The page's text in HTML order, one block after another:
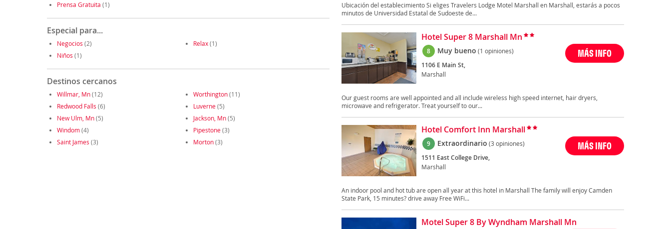
Prensa Gratuita (1)
Especial para...
Negocios (2) Relax(1)
Niños (1)
Destinos cercanos
Willmar, Mn(12) Worthington(11)
Redwood Falls (6) Luverne(5)
New Ulm, Mn(5) Jackson, Mn(5)
Windom(4) Pipestone(3)
Saint James (3) Morton(3)
Ubicación del establecimiento Si eliges Travelers Lodge Motel Marshall en Marshall, estarás a pocos
minutos de Universidad Estatal de Sudoeste de...
Hotel Super 8 Marshall Mn
8 Muy bueno (1 opiniones)
1106 E Main St,
Marshall
MÁS INFO
Our guest rooms are well appointed and all include wireless high speed internet, hair dryers,
microwave and refrigerator. Treat yourself to our...
Hotel Comfort Inn Marshall
9 Extraordinario (3 opiniones)
1511 East College Drive,
Marshall
MÁS INFO
An indoor pool and hot tub are open all year at this hotel in Marshall The family will enjoy Camden
State Park, 15 minutes? drive away Free WiFi...
Motel Super 8 By Wyndham Marshall Mn